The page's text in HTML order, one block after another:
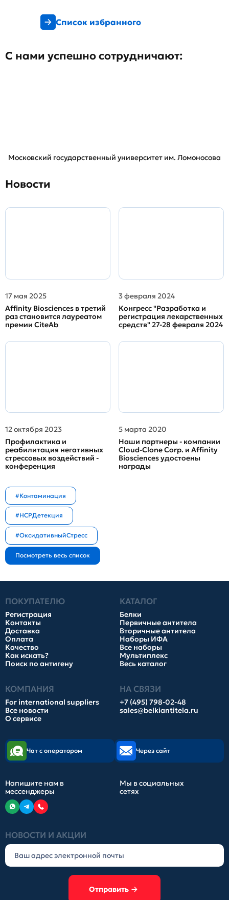
Список избранного
С нами успешно сотрудничают:
Московский государственный университет им. Ломоносова
Новости
17 мая 2025
Affinity Biosciences в третий
раз становится лауреатом
премии CiteAb
3 февраля 2024
Конгресс "Разработка и
регистрация лекарственных
средств" 27-28 февраля 2024
12 октября 2023
Профилактика и
реабилитация негативных
стрессовых воздействий -
конференция
5 марта 2020
Наши партнеры - компании
Cloud-Clone Corp. и Affinity
Biosciences удостоены
награды
#Контаминация
#HCPДетекция
#ОксидативныйСтресс
ПОКУПАТЕЛЮ
Регистрация
Контакты
Доставка
Оплата
Качество
Как искать?
Поиск по антигену
КАТАЛОГ
Белки
Первичные антитела
Вторичные антитела
Наборы ИФА
Все наборы
Мультиплекс
Весь каталог
КОМПАНИЯ
For international suppliers
Все новости
О сервисе
НА СВЯЗИ
+7 (495) 798-02-48
sales@belkiantitela.ru
НОВОСТИ И АКЦИИ
Отправить
Чат с оператором Через сайт
Напишите нам в
мессенджеры
Мы в социальных
сетях